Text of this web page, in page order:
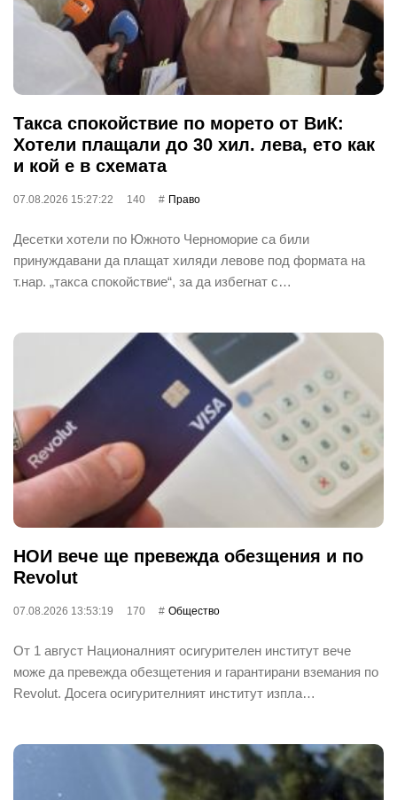
Такса спокойствие по морето от ВиК:
Хотели плащали до 30 хил. лева, ето как
и кой е в схемата
07.08.2026 15:27:22 140 Право
Десетки хотели по Южното Черноморие са били
принуждавани да плащат хиляди левове под формата на
т.нар. „такса спокойствие“, за да избегнат с…
НОИ вече ще превежда обезщения и по
Revolut
07.08.2026 13:53:19 170 Общество
От 1 август Националният осигурителен институт вече
може да превежда обезщетения и гарантирани вземания по
Revolut. Досега осигурителният институт изпла…